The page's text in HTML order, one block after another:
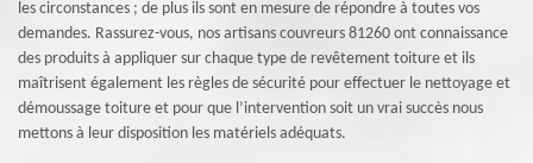
les circonstances ; de plus ils sont en mesure de répondre à toutes vos
demandes. Rassurez-vous, nos artisans couvreurs 81260 ont connaissance
des produits à appliquer sur chaque type de revêtement toiture et ils
maîtrisent également les règles de sécurité pour effectuer le nettoyage et
démoussage toiture et pour que l’intervention soit un vrai succès nous
mettons à leur disposition les matériels adéquats.